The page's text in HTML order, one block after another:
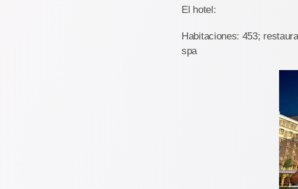
El hotel:
Habitaciones: 453;
spa